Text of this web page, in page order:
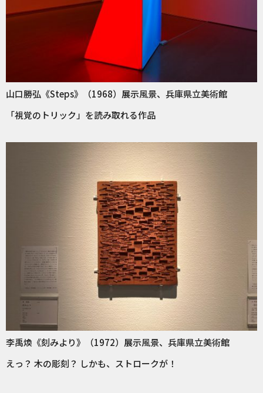
山口勝弘《Steps》（1968）展示風景、兵庫県立美術館
「視覚のトリック」を読み取れる作品
李禹煥《刻みより》（1972）展示風景、兵庫県立美術館
えっ？ 木の彫刻？ しかも、ストロークが！